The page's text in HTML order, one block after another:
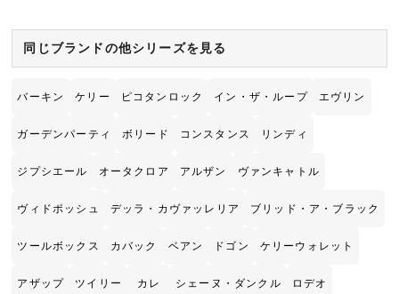
同じブランドの他シリーズを見る
バーキン ケリー ピコタンロック イン・ザ・ループ エヴリン
ガーデンパーティ ボリード コンスタンス リンディ
ジプシエール オータクロア アルザン ヴァンキャトル
ヴィドポッシュ デッラ・カヴァッレリア ブリッド・ア・ブラック
ツールボックス カバック ベアン ドゴン ケリーウォレット
アザップ ツイリー カレ シェーヌ・ダンクル ロデオ